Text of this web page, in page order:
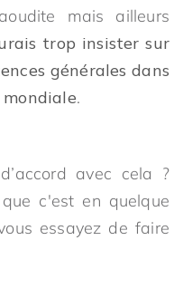
mais ailleurs
trop insister sur
générales dans
.
avec cela ?
c'est en quelque
essayez de faire